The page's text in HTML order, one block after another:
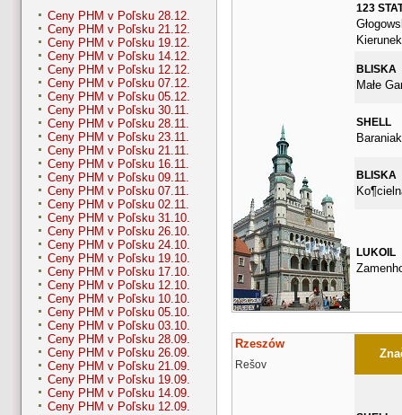
Ceny PHM v Poľsku 28.12.
Ceny PHM v Poľsku 21.12.
Ceny PHM v Poľsku 19.12.
Ceny PHM v Poľsku 14.12.
Ceny PHM v Poľsku 12.12.
Ceny PHM v Poľsku 07.12.
Ceny PHM v Poľsku 05.12.
Ceny PHM v Poľsku 30.11.
Ceny PHM v Poľsku 28.11.
Ceny PHM v Poľsku 23.11.
Ceny PHM v Poľsku 21.11.
Ceny PHM v Poľsku 16.11.
Ceny PHM v Poľsku 09.11.
Ceny PHM v Poľsku 07.11.
Ceny PHM v Poľsku 02.11.
Ceny PHM v Poľsku 31.10.
Ceny PHM v Poľsku 26.10.
Ceny PHM v Poľsku 24.10.
Ceny PHM v Poľsku 19.10.
Ceny PHM v Poľsku 17.10.
Ceny PHM v Poľsku 12.10.
Ceny PHM v Poľsku 10.10.
Ceny PHM v Poľsku 05.10.
Ceny PHM v Poľsku 03.10.
Ceny PHM v Poľsku 28.09.
Ceny PHM v Poľsku 26.09.
Ceny PHM v Poľsku 21.09.
Ceny PHM v Poľsku 19.09.
Ceny PHM v Poľsku 14.09.
Ceny PHM v Poľsku 12.09.
123
BLISKA
Małe
SHELL
BLISKA
LUKOIL
Rzeszów
Rešov